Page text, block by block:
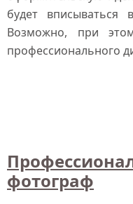
будет
Возможно, при
профессионального
фотограф